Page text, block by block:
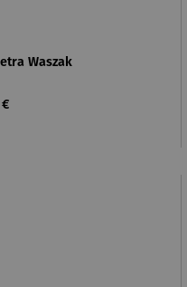
Waszak
Preis: